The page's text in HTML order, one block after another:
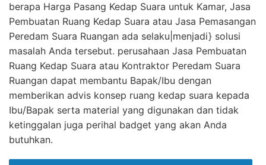
berapa Harga Pasang Kedap Suara untuk Kamar, Jasa
Pembuatan Ruang Kedap Suara atau Jasa Pemasangan
Peredam Suara Ruangan ada selaku|menjadi} solusi
masalah Anda tersebut. perusahaan Jasa Pembuatan
Ruang Kedap Suara atau Kontraktor Peredam Suara
Ruangan dapat membantu Bapak/Ibu dengan
memberikan advis konsep ruang kedap suara kepada
Ibu/Bapak serta material yang digunakan dan tidak
ketinggalan juga perihal badget yang akan Anda
butuhkan.